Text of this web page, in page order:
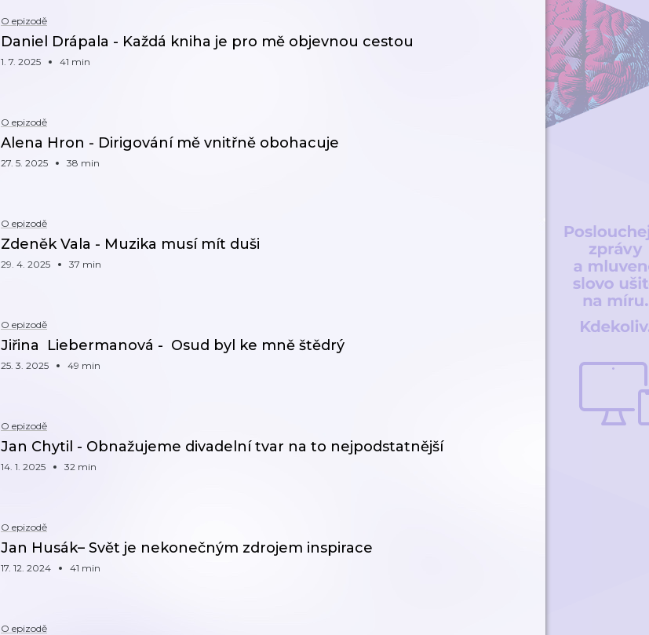
O epizodě
Daniel Drápala - Každá kniha je pro mě objevnou cestou
1. 7. 2025 41 min
O epizodě
Alena Hron - Dirigování mě vnitřně obohacuje
27. 5. 2025 38 min
O epizodě
Zdeněk Vala - Muzika musí mít duši
29. 4. 2025 37 min
O epizodě
Jiřina Liebermanová - Osud byl ke mně štědrý
25. 3. 2025 49 min
O epizodě
Jan Chytil - Obnažujeme divadelní tvar na to nejpodstatnější
14. 1. 2025 32 min
O epizodě
Jan Husák– Svět je nekonečným zdrojem inspirace
17. 12. 2024 41 min
O epizodě